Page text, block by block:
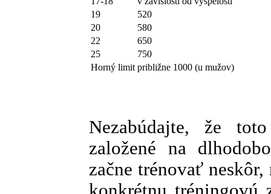
19
520
20
580
22
650
25
750
Horný limit približne 1000 (u mužov)
Nezabúdajte, že
založené na
začne trénovať